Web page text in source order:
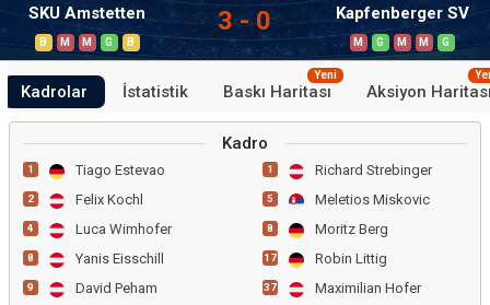
SKU Amstetten
B M M G B
3 - 0 Kapfenberger SV
M G M M G
Kadrolar İstatistik Baskı Haritası
Yeni
Aksiyon
Kadro
1 Tiago Estevao
2 Felix Kochl
4 Luca Wimhofer
8 Yanis Eisschill
9 David Peham
1 Richard Strebinger
5 Meletios Miskovic
8 Moritz Berg
17 Robin Littig
37 Maximilian Hofer